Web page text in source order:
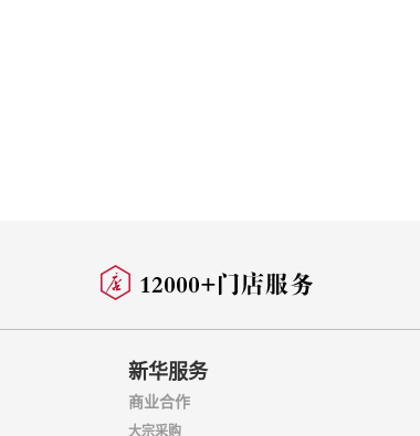
新华服务
商业合作
大宗采购